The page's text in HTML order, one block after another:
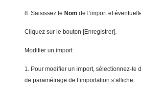
8. Saisissez le Nom de l’import et
Cliquez sur le bouton [Enregistrer].
Modifier un import
1. Pour modifier un import, sélectionnez-le
de paramétrage de l’importation s’affiche.